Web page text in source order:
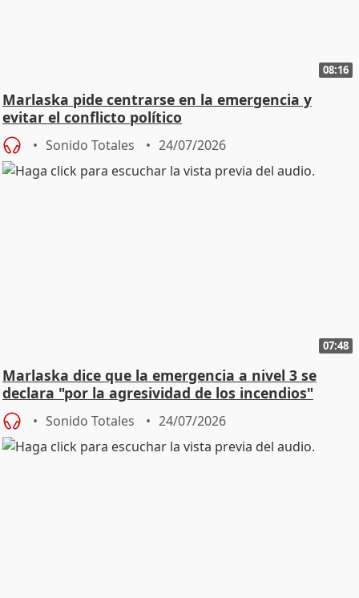
08:16
Marlaska pide centrarse en la emergencia y
evitar el conflicto político
Sonido Totales 24/07/2026
07:48
Marlaska dice que la emergencia a nivel 3 se
declara "por la agresividad de los incendios"
Sonido Totales 24/07/2026